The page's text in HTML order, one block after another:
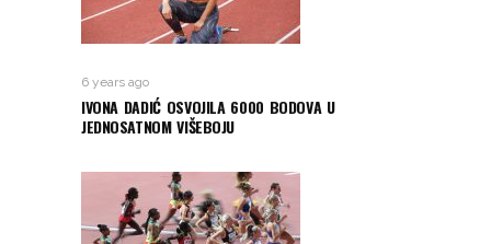
6 years ago
IVONA DADIĆ OSVOJILA 6000 BODOVA U
JEDNOSATNOM VIŠEBOJU